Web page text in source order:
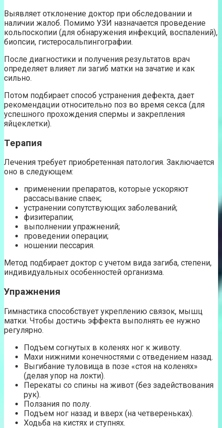
Выявляет отклонение доктор при обследовании и
наличии жалоб. Помимо УЗИ назначается проведение
кольпоскопии (для обнаружения инфекций, воспалений),
биопсии, гистеросальпингографии.
После диагностики и получения результатов врач
определяет влияет ли загиб матки на зачатие и как
сильно.
Потом подбирает способ устранения дефекта, дает
рекомендации относительно поз во время секса (для
успешного прохождения спермы и закрепления
яйцеклетки).
Терапия
Лечения требует приобретенная патология. Заключается
оно в следующем:
применении препаратов, которые ускоряют
рассасывание спаек;
устранении сопутствующих заболеваний;
физитерапии;
выполнении упражнений;
проведении операции;
ношении пессария.
Метод подбирает доктор с учетом вида загиба, степени,
индивидуальных особенностей организма.
Упражнения
Гимнастика способствует укреплению связок, мышц
матки. Чтобы достичь эффекта выполнять ее нужно
регулярно.
Подъем согнутых в коленях ног к животу.
Махи нижними конечностями с отведением назад.
Выгибание туловища в позе «стоя на коленях»
(делая упор на локти).
Перекаты со спины на живот (без задействования
рук).
Ползания по полу.
Подъем ног назад и вверх (на четвереньках).
Ходьба на кистях и ступнях.